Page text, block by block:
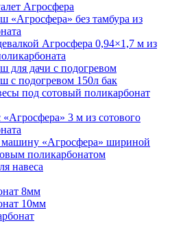
Агросфера
«Агросфера» без тамбура из
Агросфера 0,94×1,7 м из
для дачи с подогревом
с подогревом 150л бак
под сотовый поликарбонат
«Агросфера» 3 м из сотового
машину «Агросфера» шириной
поликарбонатом
навеса
8мм
10мм